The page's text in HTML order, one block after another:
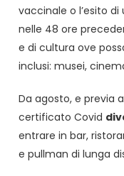
vaccinale o l’esito
nelle 48 ore
e di cultura ove
inclusi: musei,
Da agosto, e previa
certificato Covid
entrare in bar,
e pullman di lunga